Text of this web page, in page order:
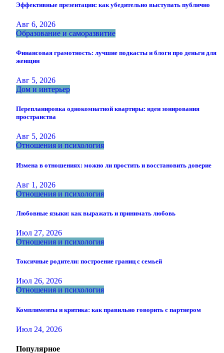
Эффективные презентации: как убедительно выступать публично
Авг 6, 2026
Образование и саморазвитие
Финансовая грамотность: лучшие подкасты и блоги про деньги для
женщин
Авг 5, 2026
Дом и интерьер
Перепланировка однокомнатной квартиры: идеи зонирования
пространства
Авг 5, 2026
Отношения и психология
Измена в отношениях: можно ли простить и восстановить доверие
Авг 1, 2026
Отношения и психология
Любовные языки: как выражать и принимать любовь
Июл 27, 2026
Отношения и психология
Токсичные родители: построение границ с семьей
Июл 26, 2026
Отношения и психология
Комплименты и критика: как правильно говорить с партнером
Июл 24, 2026
Популярное